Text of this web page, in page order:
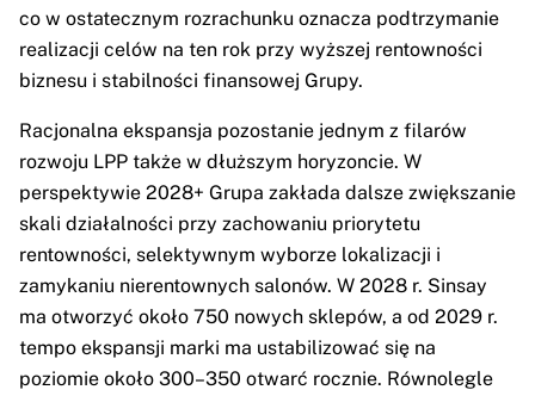
co w ostatecznym rozrachunku oznacza podtrzymanie
realizacji celów na ten rok przy wyższej rentowności
biznesu i stabilności finansowej Grupy.
Racjonalna ekspansja pozostanie jednym z filarów
rozwoju LPP także w dłuższym horyzoncie. W
perspektywie 2028+ Grupa zakłada dalsze zwiększanie
skali działalności przy zachowaniu priorytetu
rentowności, selektywnym wyborze lokalizacji i
zamykaniu nierentownych salonów. W 2028 r. Sinsay
ma otworzyć około 750 nowych sklepów, a od 2029 r.
tempo ekspansji marki ma ustabilizować się na
poziomie około 300–350 otwarć rocznie. Równolegle